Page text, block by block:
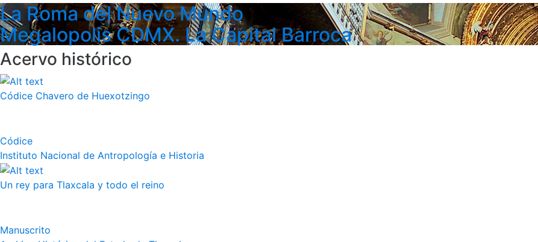
La Roma del Nuevo Mundo
Megalopolis CDMX. La Capital Barroca
Acervo histórico
Códice Chavero de Huexotzingo
Códice
Instituto Nacional de Antropología e Historia
Un rey para Tlaxcala y todo el reino
Manuscrito